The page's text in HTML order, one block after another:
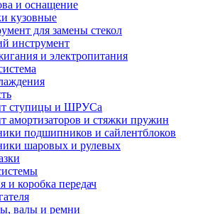
и оснащение
кузовные
для замены стекол
инструмент
и электропитания
ступицы и ШРУСа
амортизаторов и стяжки пружин
подшипников и сайлентблоков
шаровых и рулевых
и коробка передач
валы и ремни